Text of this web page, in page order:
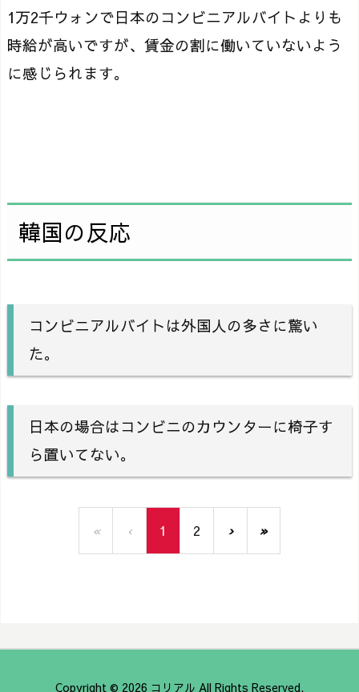
1万2千ウォンで日本のコンビニアルバイトよりも
時給が高いですが、賃金の割に働いていないよう
に感じられます。
韓国の反応
コンビニアルバイトは外国人の多さに驚い
た。
日本の場合はコンビニのカウンターに椅子す
ら置いてない。
« ‹ 1 2 › »
Copyright © 2026 コリアル All Rights Reserved.